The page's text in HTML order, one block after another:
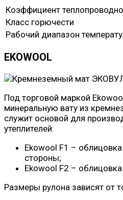
Коэффициент
Класс горючести
Рабочий диапазон
EKOWOOL
Под торговой маркой
минеральную вату из
служит основой для
утеплителей:
Ekowool F1 –
стороны;
Ekowool F2 –
Размеры рулона зависят от